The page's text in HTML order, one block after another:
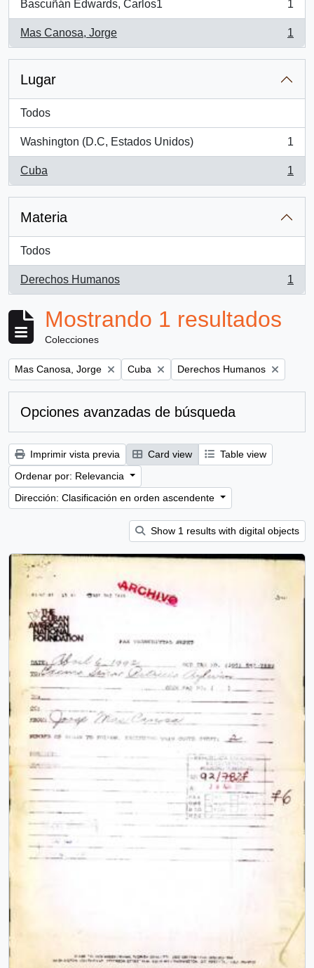
Bascuñán Edwards, Carlos1
, 1 resultados
1
Mas Canosa, Jorge
, 1 resultados
1
Lugar
Todos
Washington (D.C, Estados Unidos)
, 1 resultados
1
Cuba
, 1 resultados
1
Materia
Todos
Derechos Humanos
, 1 resultados
1
Mostrando 1 resultados
Colecciones
Remove filter:
Mas Canosa, Jorge Remove filter:
Cuba Remove filter:
Derechos Humanos
Opciones avanzadas de búsqueda
Imprimir vista previa Card view
Table view
Ordenar por: Relevancia
Dirección: Clasificación en orden ascendente
Show 1 results with digital objects